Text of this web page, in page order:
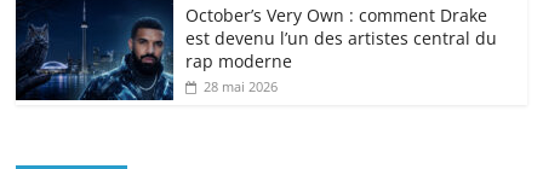
October’s Very Own : comment Drake
est devenu l’un des artistes central du
rap moderne
28 mai 2026